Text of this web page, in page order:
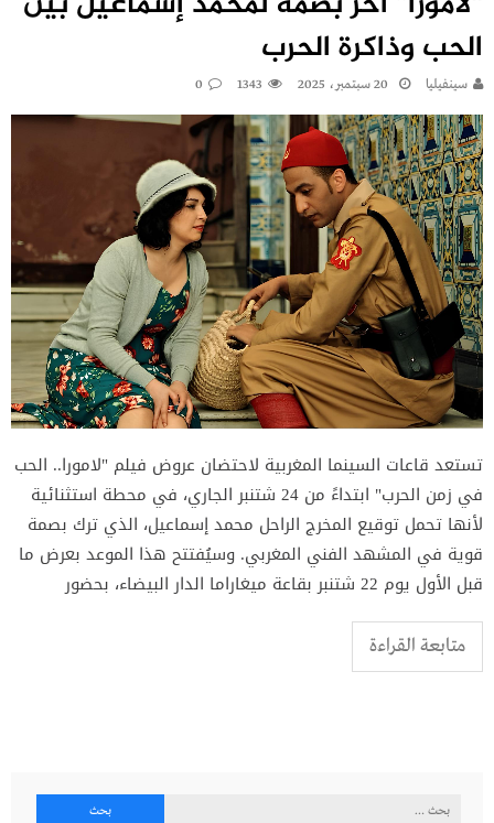
الحب وذاكرة الحرب
سينفيليا 20 سبتمبر، 2025 1343
0
تستعد قاعات السينما المغربية لاحتضان عروض فيلم "لامورا.. الحب
في زمن الحرب" ابتداءً من 24 شتنبر الجاري، في محطة استثنائية
لأنها تحمل توقيع المخرج الراحل محمد إسماعيل، الذي ترك بصمة
قوية في المشهد الفني المغربي. وسيُفتتح هذا الموعد بعرض ما
قبل الأول يوم 22 شتنبر بقاعة ميغاراما الدار البيضاء، بحضور
متابعة القراءة
البحث